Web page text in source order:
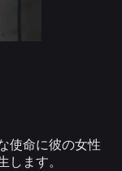
使命に彼の女性
します。